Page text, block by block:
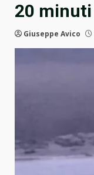
20 minuti
Giuseppe Avico